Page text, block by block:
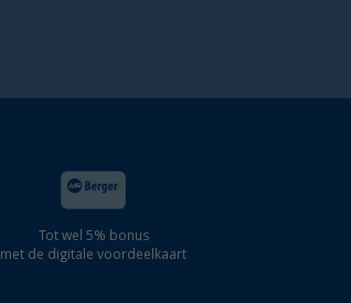
Tot wel 5% bonus
met de digitale voordeelkaart